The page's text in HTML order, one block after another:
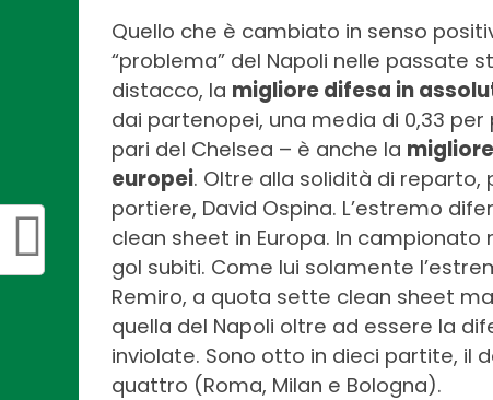
Quello che è cambiato in senso
“problema” del Napoli nelle passate
distacco, la migliore difesa in
dai partenopei, una media di 0,33
pari del Chelsea – è anche la
europei. Oltre alla solidità di
portiere, David Ospina. L’estremo
clean sheet in Europa. In
gol subiti. Come lui solamente
Remiro, a quota sette clean sheet
quella del Napoli oltre ad essere la
inviolate. Sono otto in dieci partite, il
quattro (Roma, Milan e Bologna).